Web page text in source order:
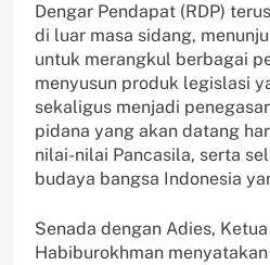
Dengar Pendapat (RDP)
di luar masa sidang,
untuk merangkul berbagai
menyusun produk legislasi
sekaligus menjadi
pidana yang akan datang
nilai-nilai Pancasila, serta
budaya bangsa Indonesia
Senada dengan Adies,
Habiburokhman